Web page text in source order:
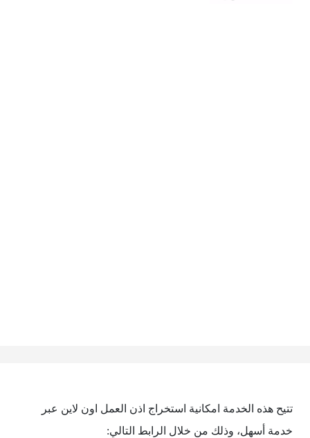
تتيح هذه الخدمة امكانية استخراج اذن العمل اون لاين عبر
خدمة أسهل، وذلك من خلال الرابط التالي: